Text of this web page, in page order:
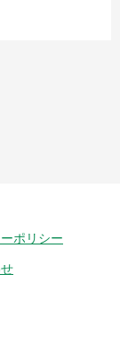
ポリシー